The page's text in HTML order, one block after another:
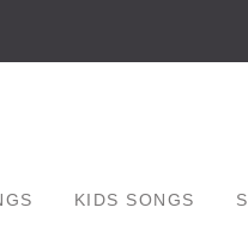
KIDS SONGS